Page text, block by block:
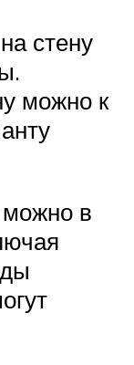
стену
можно к
можно в